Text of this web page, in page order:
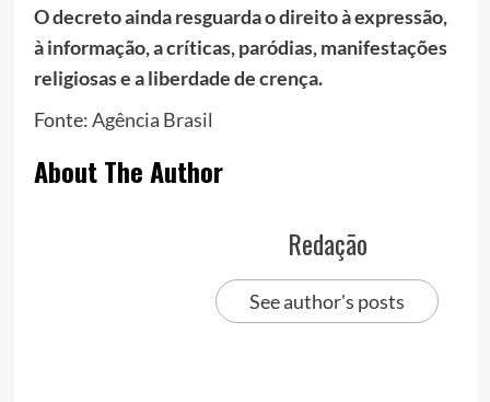
O decreto ainda resguarda o direito à expressão,
à informação, a críticas, paródias, manifestações
religiosas e a liberdade de crença.
Fonte:Agência Brasil
About The Author
Redação
See author's posts